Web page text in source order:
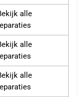
alle
alle
alle